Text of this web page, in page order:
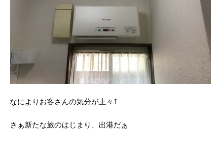
なによりお客さんの気分が上々⤴
さぁ新たな旅のはじまり、出港だぁ